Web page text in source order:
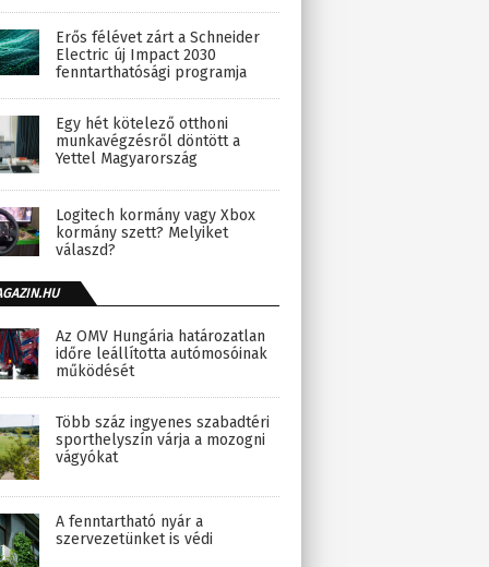
Erős félévet zárt a Schneider
Electric új Impact 2030
fenntarthatósági programja
Egy hét kötelező otthoni
munkavégzésről döntött a
Yettel Magyarország
Logitech kormány vagy Xbox
kormány szett? Melyiket
válaszd?
Az OMV Hungária határozatlan
időre leállította autómosóinak
működését
Több száz ingyenes szabadtéri
sporthelyszín várja a mozogni
vágyókat
A fenntartható nyár a
szervezetünket is védi